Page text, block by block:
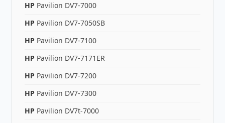
HP Pavilion DV7-7000
HP Pavilion DV7-7050SB
HP Pavilion DV7-7100
HP Pavilion DV7-7171ER
HP Pavilion DV7-7200
HP Pavilion DV7-7300
HP Pavilion DV7t-7000